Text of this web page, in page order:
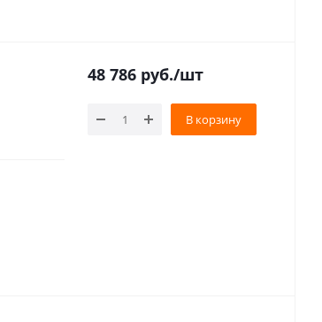
48 786 руб./шт
В корзину